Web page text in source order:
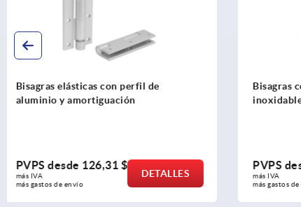
Bisagras con muelle de acero
inoxidable, 0,7 Nm
PVPS desde88,71 $
más IVA
más gastos de envío
DETALLES
Bisagras
PVPS
más IVA
más gastos